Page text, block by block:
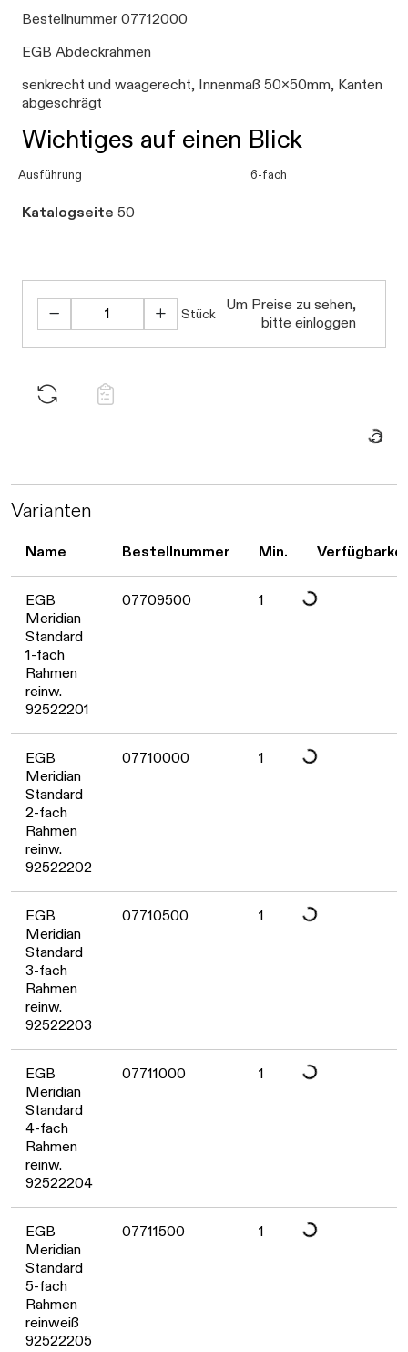
Bestellnummer 07712000
EGB Abdeckrahmen
senkrecht und waagerecht, Innenmaß 50x50mm, Kanten
abgeschrägt
Wichtiges auf einen Blick
Ausführung 6-fach
Katalogseite 50
Stück
Um Preise zu sehen,
bitte einloggen
Varianten
Name Bestellnummer Min.
EGB
Meridian
Standard
1-fach
Rahmen
reinw.
92522201
07709500 1 Daten werden
EGB
Meridian
Standard
2-fach
Rahmen
reinw.
92522202
07710000 1 Daten werden
EGB
Meridian
Standard
3-fach
Rahmen
reinw.
92522203
07710500 1 Daten werden
EGB
Meridian
Standard
4-fach
Rahmen
reinw.
92522204
07711000 1 Daten werden
EGB
Meridian
Standard
5-fach
Rahmen
reinweiß
92522205
07711500 1 Daten werden